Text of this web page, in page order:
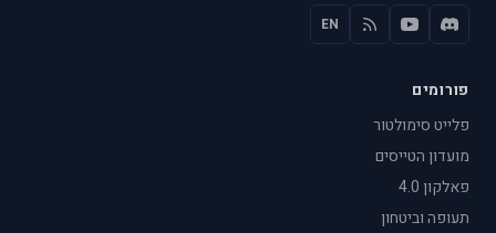
EN
פורומים
פלייט סימולטור
מועדון הטייסים
פאלקון 4.0
תעופה וביטחון